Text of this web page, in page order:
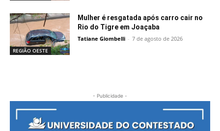
REGIÃO OESTE
Mulher é resgatada após carro cair no
Rio do Tigre em Joaçaba
Tatiane Giombelli - 7 de agosto de 2026
- Publicidade -